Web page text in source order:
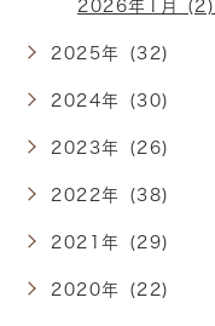
2026年1月 (2)
2025年 (32)
2024年 (30)
2023年 (26)
2022年 (38)
2021年 (29)
2020年 (22)